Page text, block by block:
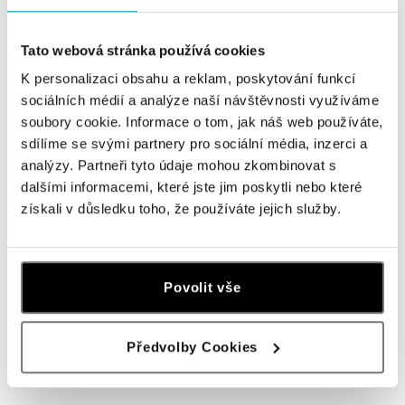
Tato webová stránka používá cookies
K personalizaci obsahu a reklam, poskytování funkcí
sociálních médií a analýze naší návštěvnosti využíváme
soubory cookie. Informace o tom, jak náš web používáte,
sdílíme se svými partnery pro sociální média, inzerci a
analýzy. Partneři tyto údaje mohou zkombinovat s
dalšími informacemi, které jste jim poskytli nebo které
získali v důsledku toho, že používáte jejich služby.
Povolit vše
Předvolby Cookies
ALO diamonds OC Forum Nová Karolina,
Jantarová 3344/4, 702 00 Ostrava-Moravská Ostrava
tel.: +420 603 166 013, +420 603 565 187